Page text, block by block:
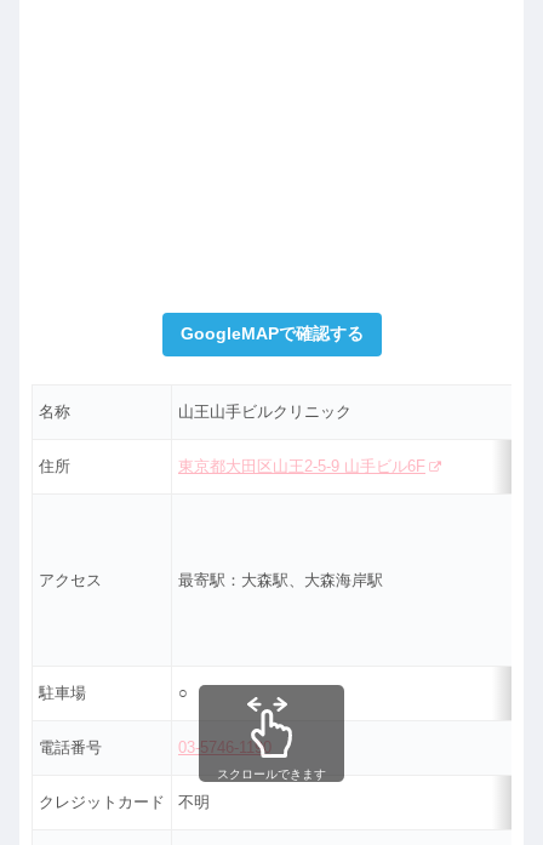
GoogleMAPで確認する
名称 山王山手ビルクリニック
住所 東京都大田区山王2-5-9 山手ビル6F
アクセス 最寄駅：大森駅、大森海岸駅
駐車場 ○
電話番号 03-5746-1190
クレジットカード 不明
スクロールできます